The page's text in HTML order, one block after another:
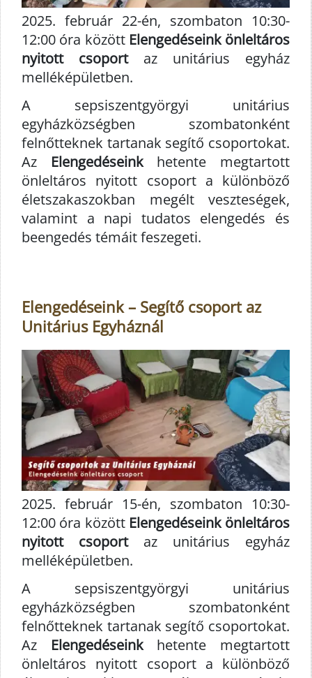
2025. február 22-én, szombaton 10:30-
12:00 óra között Elengedéseink önleltáros
nyitott csoportaz unitárius egyház
melléképületben.
A sepsiszentgyörgyi unitárius
egyházközségben szombatonként
felnőtteknek tartanak segítő csoportokat.
Az Elengedéseinkhetente megtartott
önleltáros nyitott csoport a különböző
életszakaszokban megélt veszteségek,
valamint a napi tudatos elengedés és
beengedés témáit feszegeti.
Elengedéseink – Segítő csoport az
Unitárius Egyháznál
2025. február 15-én, szombaton 10:30-
12:00 óra között Elengedéseink önleltáros
nyitott csoportaz unitárius egyház
melléképületben.
A sepsiszentgyörgyi unitárius
egyházközségben szombatonként
felnőtteknek tartanak segítő csoportokat.
Az Elengedéseinkhetente megtartott
önleltáros nyitott csoport a különböző